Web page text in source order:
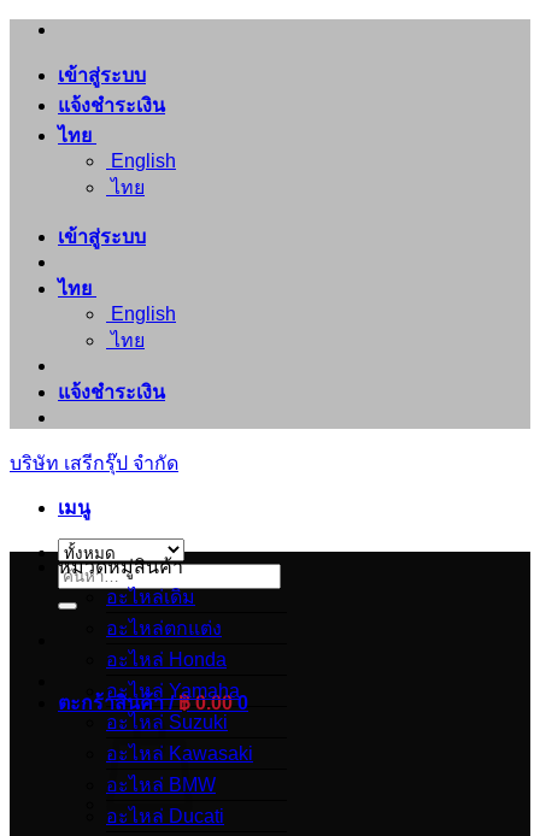
ข้าม
เนื้อหา
เข้าสู่ระบบ
แจ้งชำระเงิน
ไทย
English
ไทย
เข้าสู่ระบบ
ไทย
English
ไทย
แจ้งชำระเงิน
บริษัท เสรีกรุ๊ป จำกัด
เมนู
ค้นหา:
ตะกร้าสินค้า /฿0.00 0
หมวดหมู่สินค้า
อะไหล่เดิม
อะไหล่ตกแต่ง
อะไหล่ Honda
อะไหล่ Yamaha
อะไหล่ Suzuki
อะไหล่ Kawasaki
อะไหล่ BMW
อะไหล่ Ducati